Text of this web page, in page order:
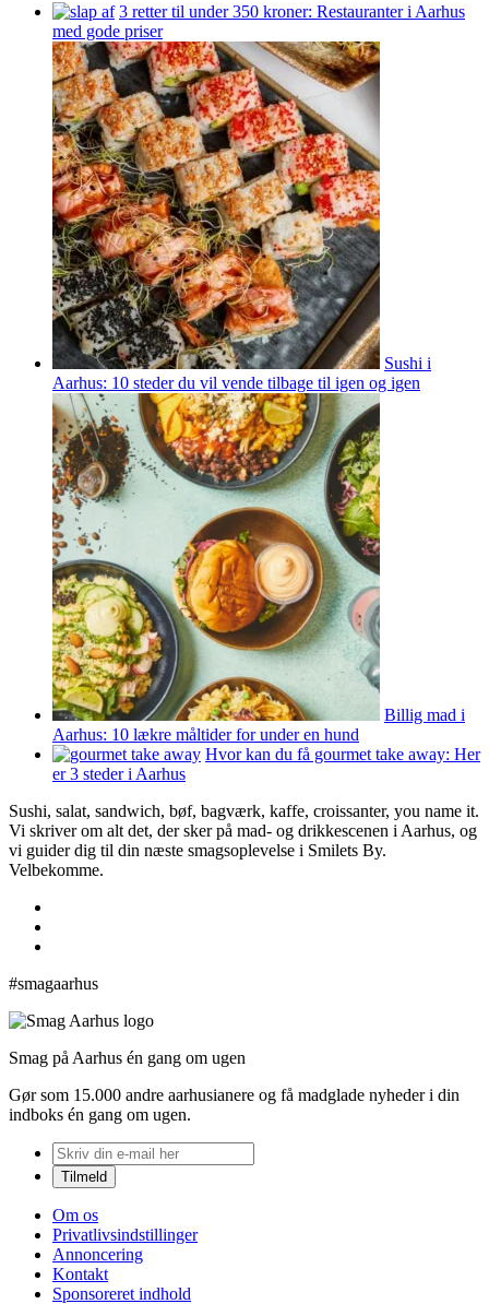
3 retter til under 350 kroner: Restauranter i Aarhus
med gode priser
Sushi i
Aarhus: 10 steder du vil vende tilbage til igen og igen
Billig mad i
Aarhus: 10 lækre måltider for under en hund
Hvor kan du få gourmet take away: Her
er 3 steder i Aarhus
Sushi, salat, sandwich, bøf, bagværk, kaffe, croissanter, you name it.
Vi skriver om alt det, der sker på mad- og drikkescenen i Aarhus, og
vi guider dig til din næste smagsoplevelse i Smilets By.
Velbekomme.
#smagaarhus
Smag på Aarhus én gang om ugen
Gør som 15.000 andre aarhusianere og få madglade nyheder i din
indboks én gang om ugen.
Om os
Privatlivsindstillinger
Annoncering
Kontakt
Sponsoreret indhold